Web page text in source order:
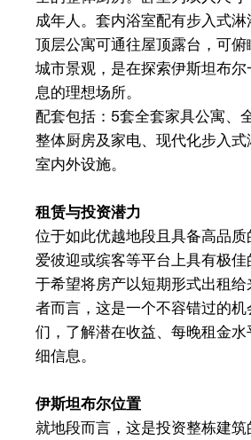
成年人。套内浴室配有步入式淋
顶层公寓可通往屋顶露台，可俯
城市景观，是在探索伊斯坦布
息的理想场所。
配套包括：5套全套家具公寓、
整体厨房及家电、现代化步入
室内外设施。
租赁与投资潜力
位于如此优越地段且具备高品
爱彼迎或缤客等平台上具有极
于希望将房产以短期形式出租
者而言，这是一个不容错过的
们，了解潜在收益、每晚租金
细信息。
伊斯坦布尔位置
就地段而言，这是投资整栋建